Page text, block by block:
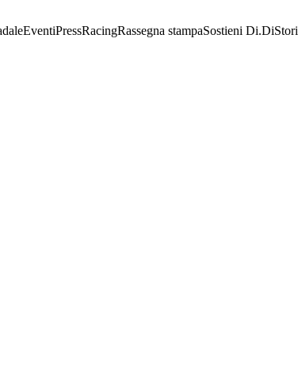
EventiPressRacingRassegna stampaSostieni Di.Di